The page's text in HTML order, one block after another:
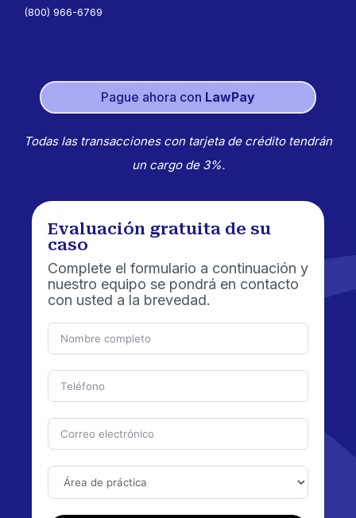
(800) 966-6769
Pague ahora con LawPay
Todas las transacciones con tarjeta de crédito tendrán
un cargo de 3%.
Evaluación gratuita de su
caso
Complete el formulario a continuación y
nuestro equipo se pondrá en contacto
con usted a la brevedad.